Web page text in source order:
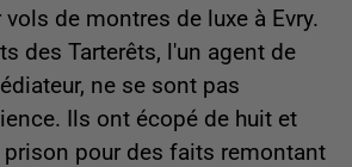
de montres de luxe à Evry.
des Tarterêts, l'un agent de
ne se sont pas
Ils ont écopé de huit et
pour des faits remontant